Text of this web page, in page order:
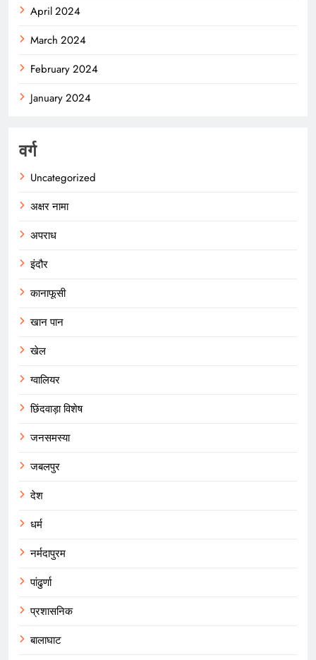
April 2024
March 2024
February 2024
January 2024
वर्ग
Uncategorized
अक्षर नामा
अपराध
इंदौर
कानाफूसी
खान पान
खेल
ग्वालियर
छिंदवाड़ा विशेष
जनसमस्या
जबलपुर
देश
धर्म
नर्मदापुरम
पांढुर्णा
प्रशासनिक
बालाघाट